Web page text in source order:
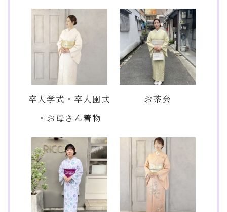
卒入学式・卒入園式
・お母さん着物
お茶会